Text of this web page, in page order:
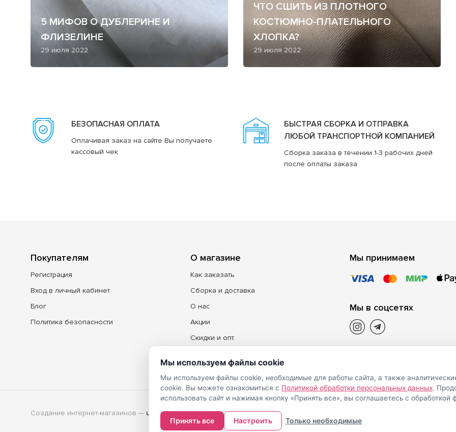
5 МИФОВ О ДУБЛЕРИНЕ И
ФЛИЗЕЛИНЕ
29 июля 2022
ЧТО СШИТЬ ИЗ ПЛОТНОГО
КОСТЮМНО-ПЛАТЕЛЬНОГО
ХЛОПКА?
29 июля 2022
БЕЗОПАСНАЯ ОПЛАТА
Оплачивая заказ на сайте Вы получаете
кассовый чек
БЫСТРАЯ СБОРКА И ОТПРАВКА
ЛЮБОЙ ТРАНСПОРТНОЙ КОМПАНИЕЙ
Сборка заказа в течении 1-3 рабочих дней
после оплаты заказа
Покупателям
Регистрация
Вход в личный кабинет
Блог
Политика безопасности
О магазине
Как заказать
Сборка и доставка
О нас
Акции
Скидки и опт
Мы принимаем
Мы в соцсетях
Создание интернет-магазинов —
Мы используем файлы cookie
Мы используем файлы cookie, необходимые для работы сайта, а также
cookie. Вы можете ознакомиться с Политикой обработки персональных данных.
использовать сайт и нажимая кнопку «Принять все», вы соглашаетесь с обработкой
Принять все Настроить Только необходимые